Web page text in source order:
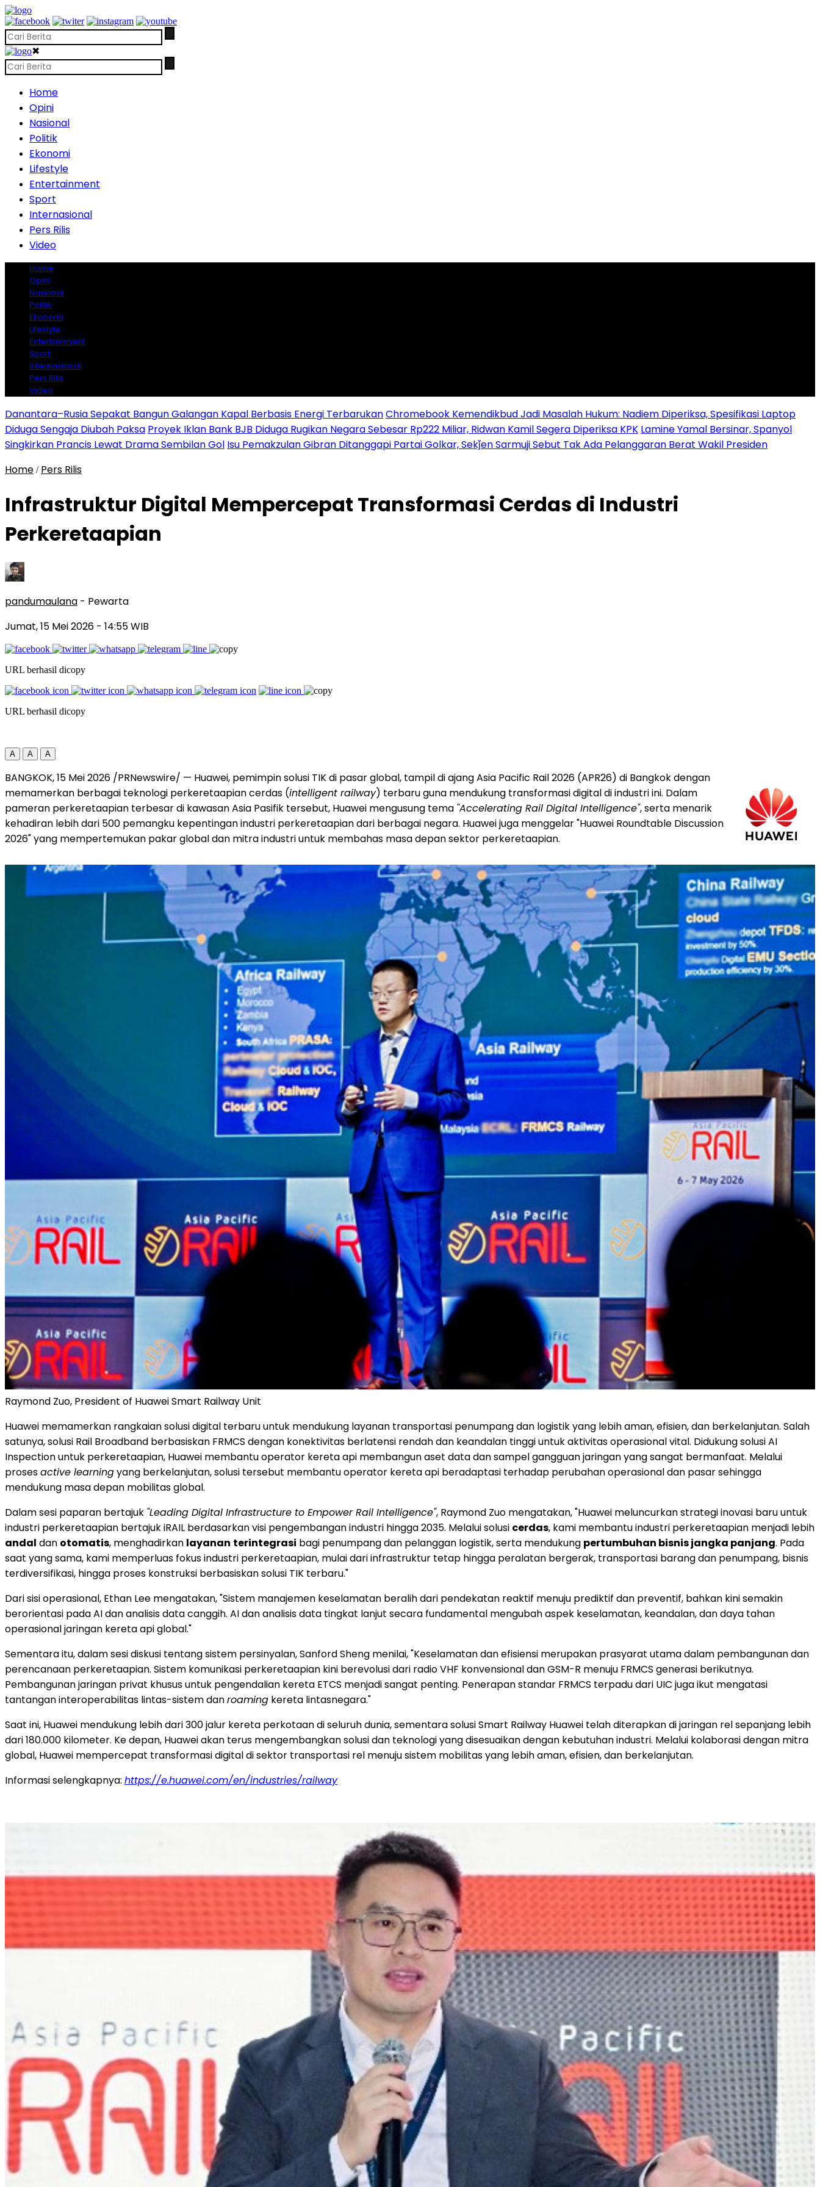
✖
Home
Opini
Nasional
Politik
Ekonomi
Lifestyle
Entertainment
Sport
Internasional
Pers Rilis
Video
Home
Opini
Nasional
Politik
Ekonomi
Lifestyle
Entertainment
Sport
Internasional
Pers Rilis
Video
Danantara–Rusia Sepakat Bangun Galangan Kapal Berbasis Energi TerbarukanChromebook Kemendikbud Jadi Masalah Hukum: Nadiem Diperiksa, Spesifikasi Laptop
Diduga Sengaja Diubah Paksa Proyek Iklan Bank BJB Diduga Rugikan Negara Sebesar Rp222 Miliar, Ridwan Kamil Segera Diperiksa KPK Lamine Yamal Bersinar, Spanyol
Singkirkan Prancis Lewat Drama Sembilan Gol Isu Pemakzulan Gibran Ditanggapi Partai Golkar, Sekǰen Sarmuji Sebut Tak Ada Pelanggaran Berat Wakil Presiden
Home / Pers Rilis
Infrastruktur Digital Mempercepat Transformasi Cerdas di Industri
Perkeretaapian
pandumaulana - Pewarta
Jumat, 15 Mei 2026 - 14:55 WIB
URL berhasil dicopy
URL berhasil dicopy
A A A
BANGKOK, 15 Mei 2026 /PRNewswire/ — Huawei, pemimpin solusi TIK di pasar global, tampil di ajang Asia Pacific Rail 2026 (APR26) di Bangkok dengan
memamerkan berbagai teknologi perkeretaapian cerdas (intelligent railway) terbaru guna mendukung transformasi digital di industri ini. Dalam
pameran perkeretaapian terbesar di kawasan Asia Pasifik tersebut, Huawei mengusung tema "Accelerating Rail Digital Intelligence", serta menarik
kehadiran lebih dari 500 pemangku kepentingan industri perkeretaapian dari berbagai negara. Huawei juga menggelar "Huawei Roundtable Discussion
2026" yang mempertemukan pakar global dan mitra industri untuk membahas masa depan sektor perkeretaapian.
Raymond Zuo, President of Huawei Smart Railway Unit
Huawei memamerkan rangkaian solusi digital terbaru untuk mendukung layanan transportasi penumpang dan logistik yang lebih aman, efisien, dan berkelanjutan. Salah
satunya, solusi Rail Broadband berbasiskan FRMCS dengan konektivitas berlatensi rendah dan keandalan tinggi untuk aktivitas operasional vital. Didukung solusi AI
Inspection untuk perkeretaapian, Huawei membantu operator kereta api membangun aset data dan sampel gangguan jaringan yang sangat bermanfaat. Melalui
prosesactive learningyang berkelanjutan, solusi tersebut membantu operator kereta api beradaptasi terhadap perubahan operasional dan pasar sehingga
mendukung masa depan mobilitas global.
Dalam sesi paparan bertajuk "Leading Digital Infrastructure to Empower Rail Intelligence", Raymond Zuo mengatakan, "Huawei meluncurkan strategi inovasi baru untuk
industri perkeretaapian bertajuk iRAIL berdasarkan visi pengembangan industri hingga 2035. Melalui solusi cerdas, kami membantu industri perkeretaapian menjadi lebih
andal dan otomatis, menghadirkan layanan terintegrasi bagi penumpang dan pelanggan logistik, serta mendukung pertumbuhan bisnis jangka panjang. Pada
saat yang sama, kami memperluas fokus industri perkeretaapian, mulai dari infrastruktur tetap hingga peralatan bergerak, transportasi barang dan penumpang, bisnis
terdiversifikasi, hingga proses konstruksi berbasiskan solusi TIK terbaru."
Dari sisi operasional, Ethan Lee mengatakan, "Sistem manajemen keselamatan beralih dari pendekatan reaktif menuju prediktif dan preventif, bahkan kini semakin
berorientasi pada AI dan analisis data canggih. AI dan analisis data tingkat lanjut secara fundamental mengubah aspek keselamatan, keandalan, dan daya tahan
operasional jaringan kereta api global."
Sementara itu, dalam sesi diskusi tentang sistem persinyalan, Sanford Sheng menilai, "Keselamatan dan efisiensi merupakan prasyarat utama dalam pembangunan dan
perencanaan perkeretaapian. Sistem komunikasi perkeretaapian kini berevolusi dari radio VHF konvensional dan GSM-R menuju FRMCS generasi berikutnya.
Pembangunan jaringan privat khusus untuk pengendalian kereta ETCS menjadi sangat penting. Penerapan standar FRMCS terpadu dari UIC juga ikut mengatasi
tantangan interoperabilitas lintas-sistem danroaming kereta lintasnegara."
Saat ini, Huawei mendukung lebih dari 300 jalur kereta perkotaan di seluruh dunia, sementara solusi Smart Railway Huawei telah diterapkan di jaringan rel sepanjang lebih
dari 180.000 kilometer. Ke depan, Huawei akan terus mengembangkan solusi dan teknologi yang disesuaikan dengan kebutuhan industri. Melalui kolaborasi dengan mitra
global, Huawei mempercepat transformasi digital di sektor transportasi rel menuju sistem mobilitas yang lebih aman, efisien, dan berkelanjutan.
Informasi selengkapnya: https://e.huawei.com/en/industries/railway